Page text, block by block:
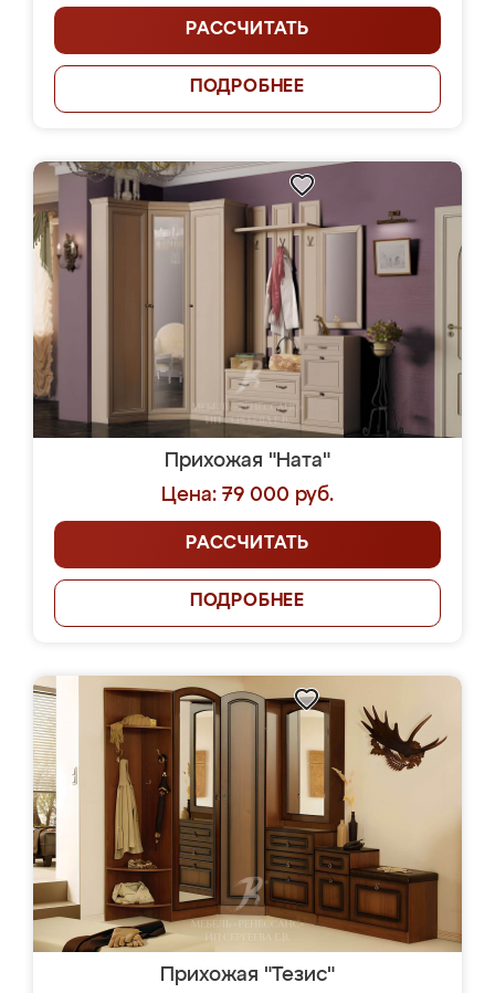
РАССЧИТАТЬ
ПОДРОБНЕЕ
Прихожая "Ната"
Цена: 79 000 руб.
РАССЧИТАТЬ
ПОДРОБНЕЕ
Прихожая "Тезис"